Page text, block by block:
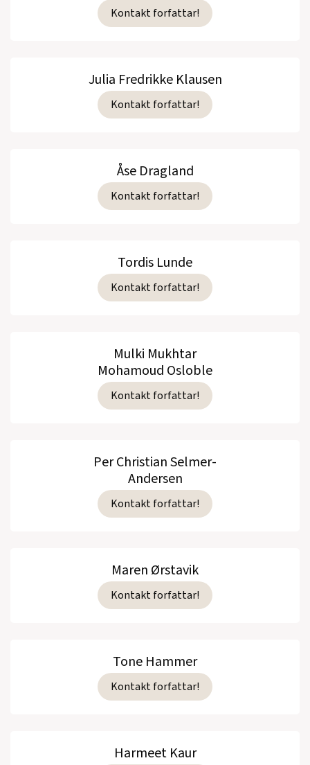
Kontakt forfattar!
Julia Fredrikke Klausen
Kontakt forfattar!
Åse Dragland
Kontakt forfattar!
Tordis Lunde
Kontakt forfattar!
Mulki Mukhtar
Mohamoud Osloble
Kontakt forfattar!
Per Christian Selmer-
Andersen
Kontakt forfattar!
Maren Ørstavik
Kontakt forfattar!
Tone Hammer
Kontakt forfattar!
Harmeet Kaur